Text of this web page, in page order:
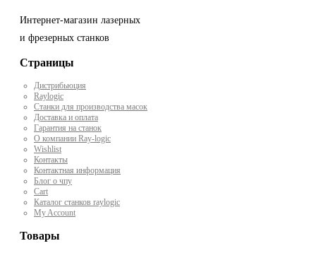
Интернет-магазин лазерных
и фрезерных станков
Страницы
Дистрибьюция
Raylogic
Станки для производства масок
Доставка и оплата
Гарантия на станок
О компании Ray-logic
Wishlist
Контакты
Контактная информация
Блог о чпу
Cart
Каталог станков raylogic
My Account
Товары